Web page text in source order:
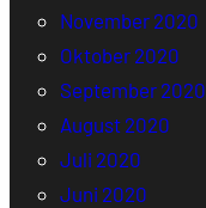
November 2020
Oktober 2020
September 2020
August 2020
Juli 2020
Juni 2020